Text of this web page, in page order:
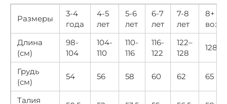
Размеры
3-4
года
4-5
лет
5-6
лет
6-7
лет
7-8
лет
8+
Длина
(см)
98-
104
104-
110
110-
116
116-
122
122–
128
128
Грудь
(см)
54 56 58 60 62 65
Талия